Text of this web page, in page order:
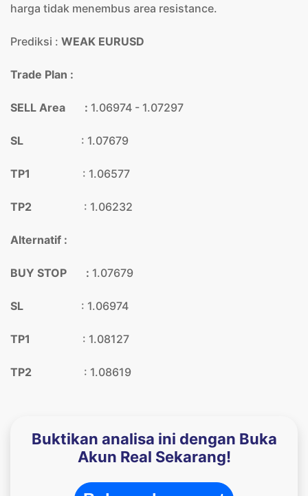
harga tidak menembus area resistance.
Prediksi : WEAK EURUSD
Trade Plan :
SELL Area : 1.06974 - 1.07297
SL : 1.07679
TP1 : 1.06577
TP2 : 1.06232
Alternatif :
BUY STOP : 1.07679
SL : 1.06974
TP1 : 1.08127
TP2 : 1.08619
Buktikan analisa ini dengan Buka
Akun Real Sekarang!